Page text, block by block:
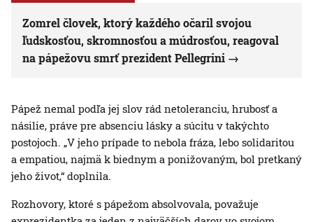
Zomrel človek, ktorý každého očaril svojou
ľudskosťou, skromnosťou a múdrosťou, reagoval
na pápežovu smrť prezident Pellegrini
Pápež nemal podľa jej slov rád netoleranciu, hrubosť a
násilie, práve pre absenciu lásky a súcitu v takýchto
postojoch. „V jeho prípade to nebola fráza, lebo solidaritou
a empatiou, najmä k biednym a ponižovaným, bol pretkaný
jeho život,“ doplnila.
Rozhovory, ktoré s pápežom absolvovala, považuje